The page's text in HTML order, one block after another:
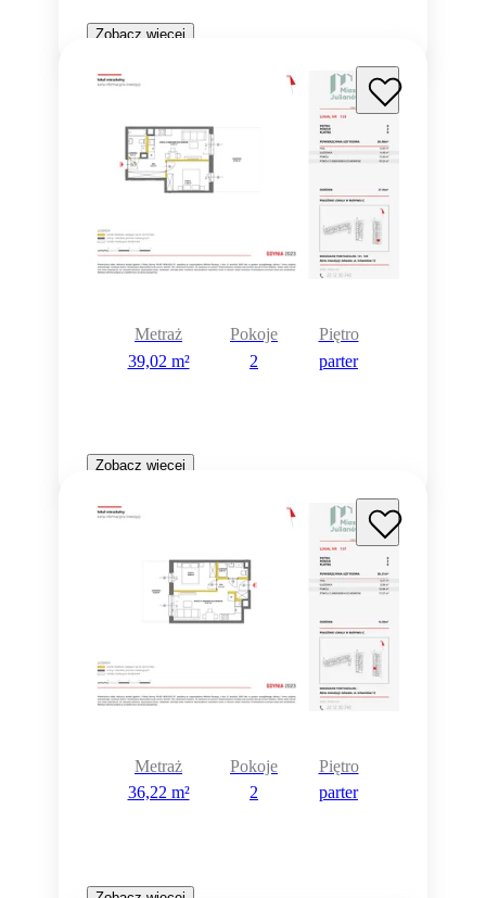
Zobacz więcej
Metraż
39,02 m²
Pokoje
2
Piętro
parter
Zobacz więcej
Metraż
36,22 m²
Pokoje
2
Piętro
parter